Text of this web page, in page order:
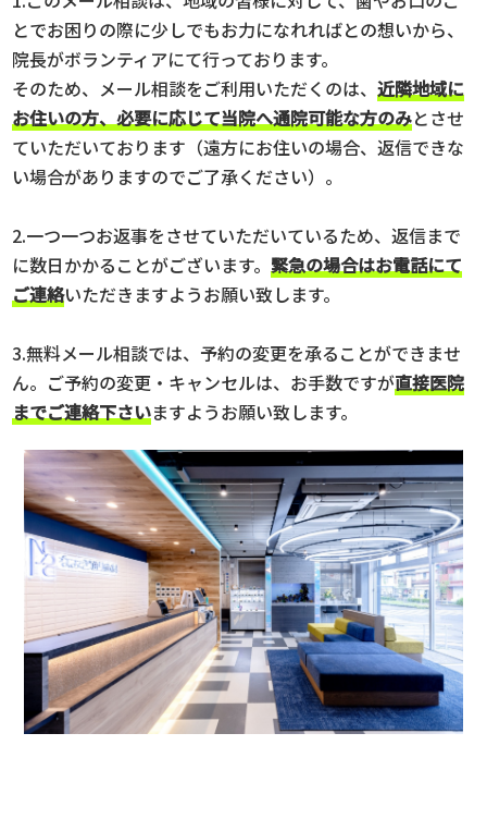
とでお困りの際に少しでもお力になれればとの想いから、
院長がボランティアにて行っております。
そのため、メール相談をご利用いただくのは、近隣地域に
お住いの方、必要に応じて当院へ通院可能な方のみとさせ
ていただいております（遠方にお住いの場合、返信できな
い場合がありますのでご了承ください）。
2.一つ一つお返事をさせていただいているため、返信まで
に数日かかることがございます。緊急の場合はお電話にて
ご連絡いただきますようお願い致します。
3.無料メール相談では、予約の変更を承ることができませ
ん。ご予約の変更・キャンセルは、お手数ですが直接医院
までご連絡下さいますようお願い致します。